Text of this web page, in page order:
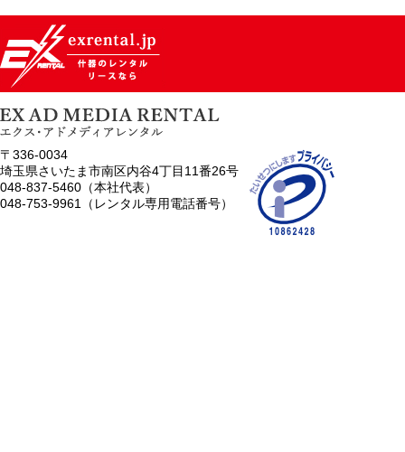
〒336-0034
埼玉県さいたま市南区内谷4丁目11番26号
048-837-5460（本社代表）
048-753-9961（レンタル専用電話番号）